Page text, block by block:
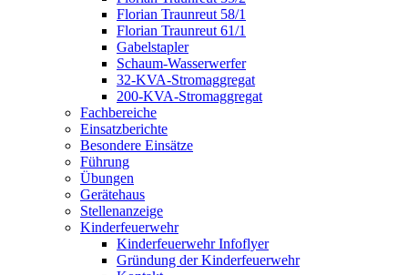
Florian Traunreut 58/1
Florian Traunreut 61/1
Gabelstapler
Schaum-Wasserwerfer
32-KVA-Stromaggregat
200-KVA-Stromaggregat
Fachbereiche
Einsatzberichte
Besondere Einsätze
Führung
Übungen
Gerätehaus
Stellenanzeige
Kinderfeuerwehr
Kinderfeuerwehr Infoflyer
Gründung der Kinderfeuerwehr